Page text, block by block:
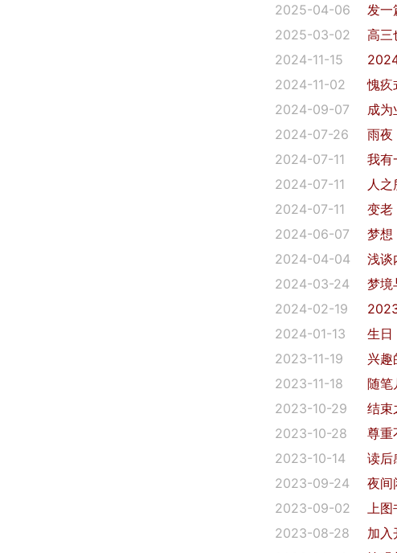
2025-04-06
发一
2025-03-02
高三
2024-11-15
2024-11-02
愧疚
2024-09-07
成为
2024-07-26
雨夜
2024-07-11
我有
2024-07-11
人之
2024-07-11
变老
2024-06-07
梦想
2024-04-04
浅谈
2024-03-24
梦境
2024-02-19
2024-01-13
生日
2023-11-19
兴趣
2023-11-18
随笔
2023-10-29
结束
2023-10-28
尊重
2023-10-14
读后
2023-09-24
夜间
2023-09-02
上
2023-08-28
加入